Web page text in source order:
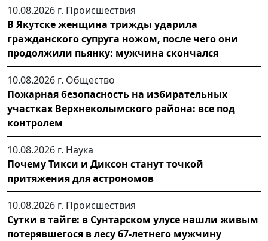
10.08.2026 г. Происшествия
В Якутске женщина трижды ударила
гражданского супруга ножом, после чего они
продолжили пьянку: мужчина скончался
10.08.2026 г. Общество
Пожарная безопасность на избирательных
участках Верхнеколымского района: все под
контролем
10.08.2026 г. Наука
Почему Тикси и Диксон станут точкой
притяжения для астрономов
10.08.2026 г. Происшествия
Сутки в тайге: в Сунтарском улусе нашли живым
потерявшегося в лесу 67-летнего мужчину